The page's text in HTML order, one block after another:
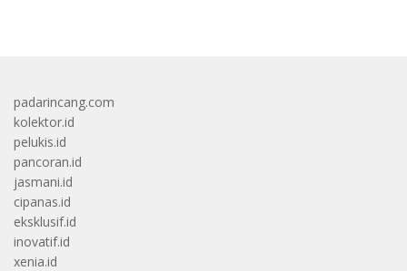
padarincang.com
kolektor.id
pelukis.id
pancoran.id
jasmani.id
cipanas.id
eksklusif.id
inovatif.id
xenia.id